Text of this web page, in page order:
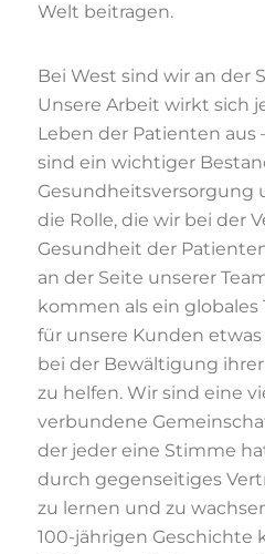
Welt beitragen.
Bei West sind wir an der
Unsere Arbeit wirkt sich
Leben der Patienten aus
sind ein wichtiger
Gesundheitsversorgung
die Rolle, die wir bei der
Gesundheit der
an der Seite unserer
kommen als ein globales
für unsere Kunden
bei der Bewältigung
zu helfen. Wir sind eine
verbundene
der jeder eine Stimme
durch gegenseitiges
zu lernen und zu
100-jährigen Geschichte